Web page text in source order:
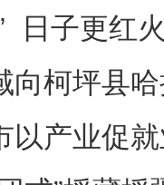
日子更红
向柯坪县
以产业促